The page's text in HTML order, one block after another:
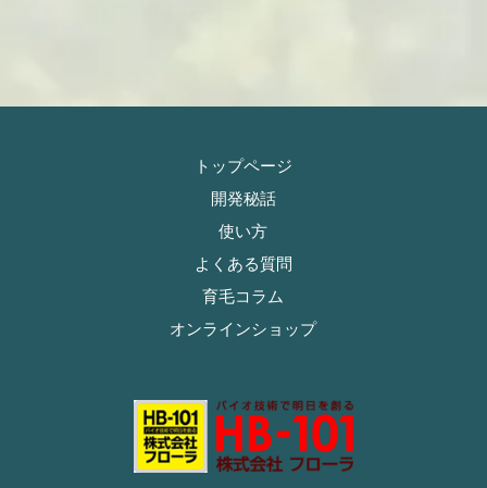
トップページ
開発秘話
使い方
よくある質問
育毛コラム
オンラインショップ